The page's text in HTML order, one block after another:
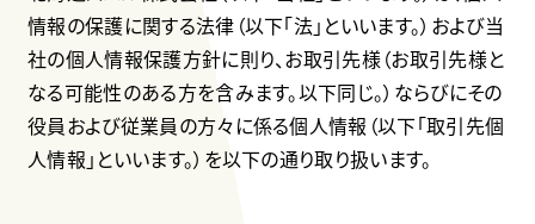
情報の保護に関する法律（以下「法」といいます。）および当
社の個人情報保護方針に則り、お取引先様（お取引先様と
なる可能性のある方を含みます。以下同じ。）ならびにその
役員および従業員の方々に係る個人情報（以下「取引先個
人情報」といいます。）を以下の通り取り扱います。